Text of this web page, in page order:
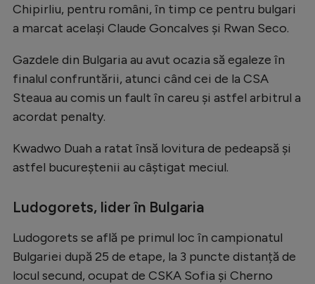
Gimnastică
Rugby
Ciclism
Alte sporturi
JO 2024
JO 2026
Intră în cont
Chipirliu, pentru români, în timp ce pentru bulgari
a marcat același Claude Goncalves și Rwan Seco.
Gazdele din Bulgaria au avut ocazia să egaleze în
finalul confruntării, atunci când cei de la CSA
Steaua au comis un fault în careu și astfel arbitrul a
acordat penalty.
Kwadwo Duah a ratat însă lovitura de pedeapsă și
astfel bucureștenii au câștigat meciul.
Ludogorets, lider în Bulgaria
Ludogorets se află pe primul loc în campionatul
Bulgariei după 25 de etape, la 3 puncte distanță de
locul secund, ocupat de CSKA Sofia și Cherno